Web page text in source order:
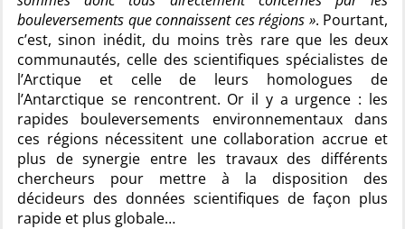
bouleversements que connaissent ces régions ». Pourtant,
c’est, sinon inédit, du moins très rare que les deux
communautés, celle des scientifiques spécialistes de
l’Arctique et celle de leurs homologues de
l’Antarctique se rencontrent. Or il y a urgence : les
rapides bouleversements environnementaux dans
ces régions nécessitent une collaboration accrue et
plus de synergie entre les travaux des différents
chercheurs pour mettre à la disposition des
décideurs des données scientifiques de façon plus
rapide et plus globale…